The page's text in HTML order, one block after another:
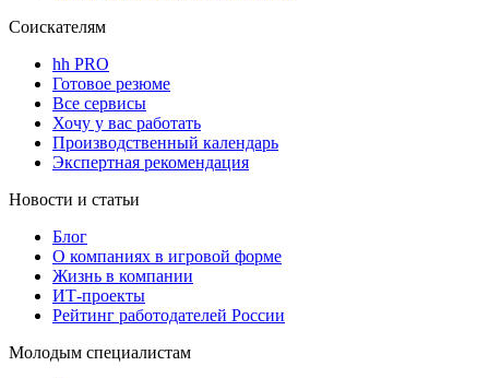
Соискателям
hh PRO
Готовое резюме
Все сервисы
Хочу у вас работать
Производственный календарь
Экспертная рекомендация
Новости и статьи
Блог
О компаниях в игровой форме
Жизнь в компании
ИТ-проекты
Рейтинг работодателей России
Молодым специалистам